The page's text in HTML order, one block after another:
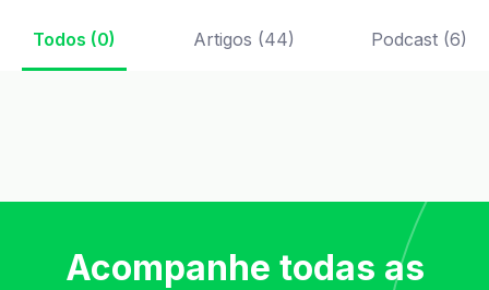
Todos (0) Artigos (44) Podcast (6)
Acompanhe todas as